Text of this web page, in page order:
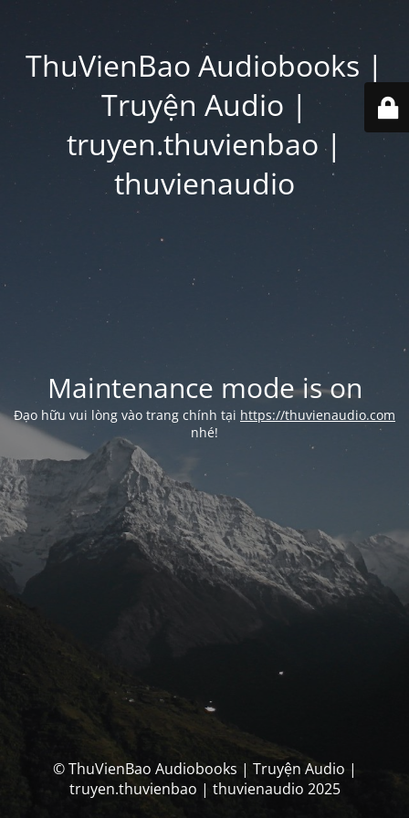
ThuVienBao Audiobooks |
Truyện Audio |
truyen.thuvienbao |
thuvienaudio
Maintenance mode is on
Đạo hữu vui lòng vào trang chính tại https://thuvienaudio.com
nhé!
© ThuVienBao Audiobooks | Truyện Audio |
truyen.thuvienbao | thuvienaudio 2025